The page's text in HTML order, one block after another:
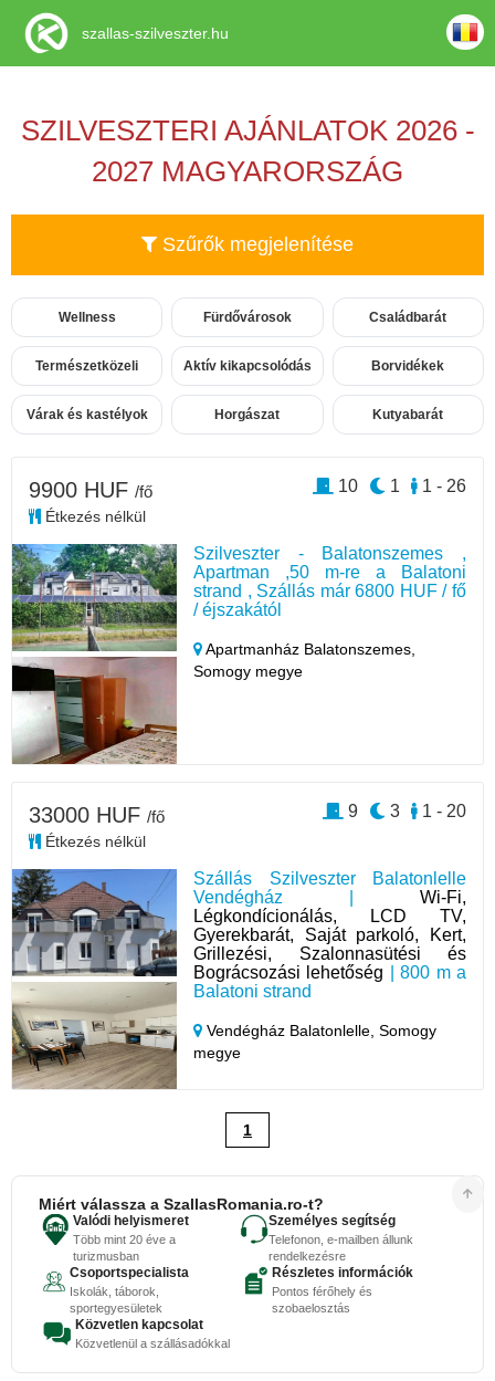
SZILVESZTERI AJÁNLATOK 2026 -
2027 MAGYARORSZÁG
Szűrők megjelenítése
Wellness Fürdővárosok Családbarát
Természetközeli Aktív kikapcsolódás Borvidékek
Várak és kastélyok Horgászat Kutyabarát
Szilveszter - Balatonszemes ,
Apartman ,50 m-re a Balatoni
strand , Szállás már 6800 HUF / fő
/ éjszakától
Apartmanház Balatonszemes,
Somogy megye
9900 HUF /fő
Étkezés nélkül
1 - 26
1
10
Szállás Szilveszter Balatonlelle
Vendégház | Wi-Fi,
Légkondícionálás, LCD TV,
Gyerekbarát, Saját parkoló, Kert,
Grillezési, Szalonnasütési és
Bográcsozási lehetőség | 800 m a
Balatoni strand
Vendégház Balatonlelle,Somogy
megye
33000 HUF /fő
Étkezés nélkül
1 - 20
3
9
1
Miért válassza a SzallasRomania.ro-t?
Valódi helyismeret
Több mint 20 éve a
turizmusban
Személyes segítség
Telefonon, e-mailben állunk
rendelkezésre
Csoportspecialista
Iskolák, táborok,
sportegyesületek
Részletes információk
Pontos férőhely és
szobaelosztás
Közvetlen kapcsolat
Közvetlenül a szállásadókkal
szallas-szilveszter.hu